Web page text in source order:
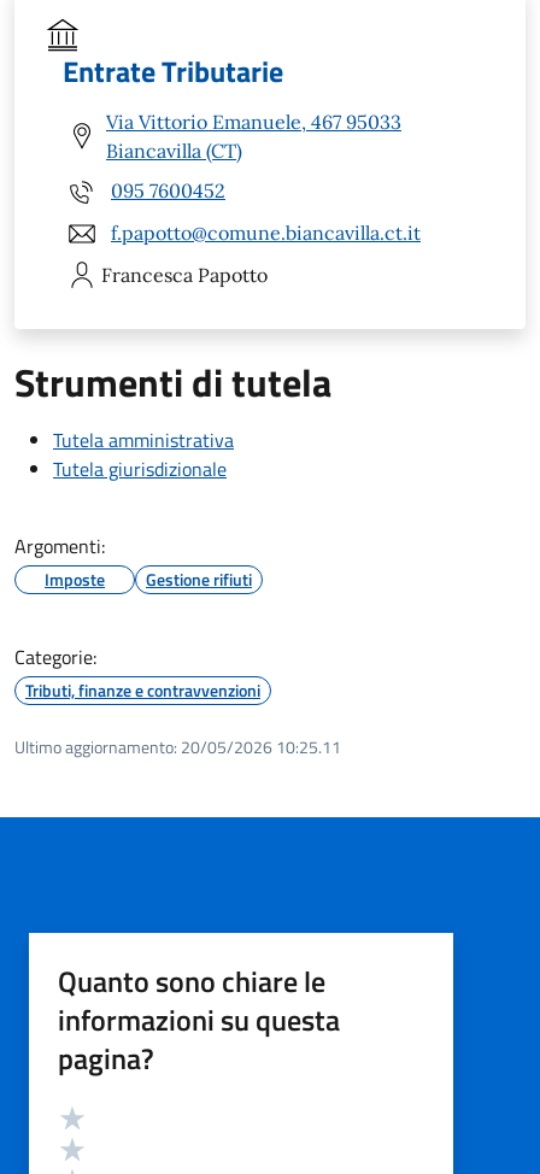
Entrate Tributarie
Via Vittorio Emanuele, 467 95033
Biancavilla (CT)
095 7600452
f.papotto@comune.biancavilla.ct.it
Francesca Papotto
Strumenti di tutela
Tutela amministrativa
Tutela giurisdizionale
Argomenti:
Imposte Gestione rifiuti
Categorie:
Tributi, finanze e contravvenzioni
Ultimo aggiornamento: 20/05/2026 10:25.11
Quanto sono chiare le
informazioni su questa
pagina?
Valutazione